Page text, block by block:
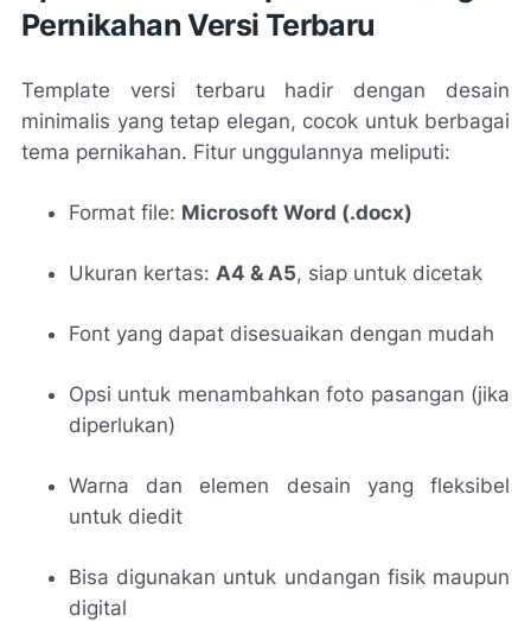
Pernikahan Versi Terbaru
Template versi terbaru hadir dengan desain
minimalis yang tetap elegan, cocok untuk berbagai
tema pernikahan. Fitur unggulannya meliputi:
Format file: Microsoft Word (.docx)
Ukuran kertas: A4 & A5, siap untuk dicetak
Font yang dapat disesuaikan dengan mudah
Opsi untuk menambahkan foto pasangan (jika
diperlukan)
Warna dan elemen desain yang fleksibel
untuk diedit
Bisa digunakan untuk undangan fisik maupun
digital